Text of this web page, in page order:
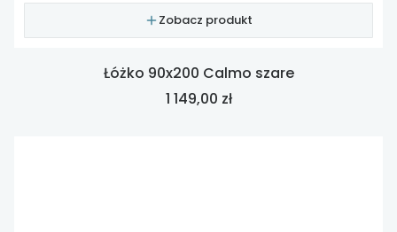
Zobacz produkt
Łóżko 90x200 Calmo szare
Cena
1 149,00 zł